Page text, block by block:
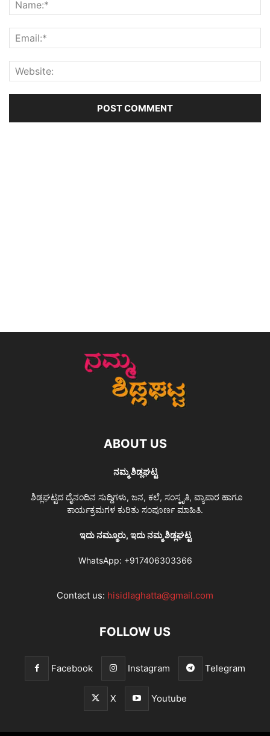
ABOUT US
ನಮ್ಮ ಶಿಡ್ಲಘಟ್ಟ
ಶಿಡ್ಲಘಟ್ಟದ ದೈನಂದಿನ ಸುದ್ದಿಗಳು, ಜನ, ಕಲೆ, ಸಂಸ್ಕೃತಿ, ವ್ಯಾಪಾರ ಹಾಗೂ
ಕಾರ್ಯಕ್ರಮಗಳ ಕುರಿತು ಸಂಪೂರ್ಣ ಮಾಹಿತಿ.
ಇದು ನಮ್ಮೂರು, ಇದು ನಮ್ಮ ಶಿಡ್ಲಘಟ್ಟ
WhatsApp: +917406303366
Contact us: hisidlaghatta@gmail.com
FOLLOW US
Facebook Instagram Telegram
X Youtube